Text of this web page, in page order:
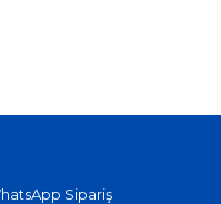
Sipariş